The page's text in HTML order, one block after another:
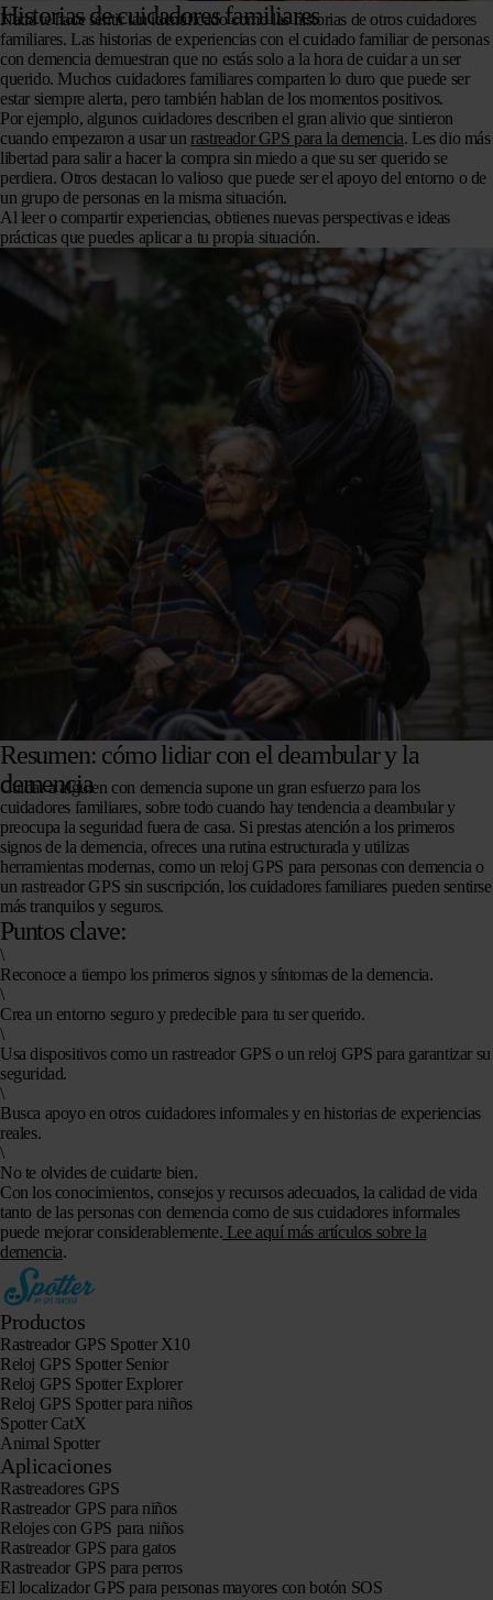
Historias de cuidadores familiares
Nada te hace sentir tan identificado como las historias de otros cuidadores
familiares. Las historias de experiencias con el cuidado familiar de personas
con demencia demuestran que no estás solo a la hora de cuidar a un ser
querido. Muchos cuidadores familiares comparten lo duro que puede ser
estar siempre alerta, pero también hablan de los momentos positivos.
Por ejemplo, algunos cuidadores describen el gran alivio que sintieron
cuando empezaron a usar un rastreador GPS para la demencia. Les dio más
libertad para salir a hacer la compra sin miedo a que su ser querido se
perdiera. Otros destacan lo valioso que puede ser el apoyo del entorno o de
un grupo de personas en la misma situación.
Al leer o compartir experiencias, obtienes nuevas perspectivas e ideas
prácticas que puedes aplicar a tu propia situación.
Resumen: cómo lidiar con el deambular y la
demencia
Cuidar a alguien con demencia supone un gran esfuerzo para los
cuidadores familiares, sobre todo cuando hay tendencia a deambular y
preocupa la seguridad fuera de casa. Si prestas atención a los primeros
signos de la demencia, ofreces una rutina estructurada y utilizas
herramientas modernas, como un reloj GPS para personas con demencia o
un rastreador GPS sin suscripción, los cuidadores familiares pueden sentirse
más tranquilos y seguros.
Puntos clave:
\
Reconoce a tiempo los primeros signos y síntomas de la demencia.
\
Crea un entorno seguro y predecible para tu ser querido.
\
Usa dispositivos como un rastreador GPS o un reloj GPS para garantizar su
seguridad.
\
Busca apoyo en otros cuidadores informales y en historias de experiencias
reales.
\
No te olvides de cuidarte bien.
Con los conocimientos, consejos y recursos adecuados, la calidad de vida
tanto de las personas con demencia como de sus cuidadores informales
puede mejorar considerablemente. Lee aquí más artículos sobre la
demencia.
Productos
Rastreador GPS Spotter X10
Reloj GPS Spotter Senior
Reloj GPS Spotter Explorer
Reloj GPS Spotter para niños
Spotter CatX
Animal Spotter
Aplicaciones
Rastreadores GPS
Rastreador GPS para niños
Relojes con GPS para niños
Rastreador GPS para gatos
Rastreador GPS para perros
El localizador GPS para personas mayores con botón SOS